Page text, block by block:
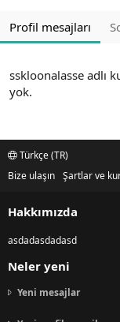
Profil mesajları
sskloonalasse adlı
yok.
Türkçe (TR)
Bize ulaşın Şartlar ve
Hakkımızda
asdadasdadasd
Neler yeni
Yeni mesajlar